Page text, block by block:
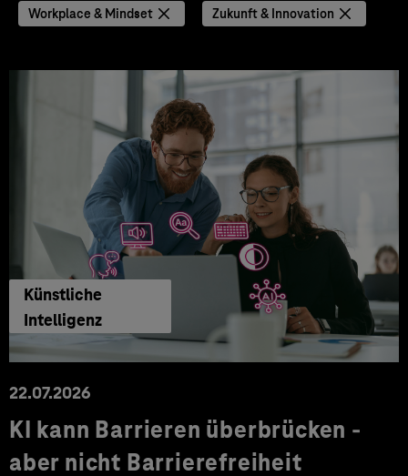
Workplace & Mindset Zukunft & Innovation
Künstliche
Intelligenz
22.07.2026
KI kann Barrieren überbrücken -
aber nicht Barrierefreiheit